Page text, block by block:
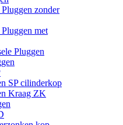
zonder
met
Pluggen
SP cilinderkop
Kraag ZK